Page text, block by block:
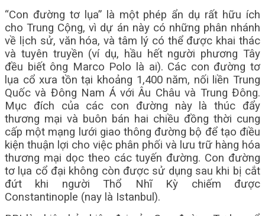
“Con đường tơ lụa” là một phép ẩn dụ rất hữu ích
cho Trung Cộng, vì dự án này có những phân nhánh
về lịch sử, văn hóa, và tâm lý có thể được khai thác
và tuyên truyền (ví dụ, hầu hết người phương Tây
đều biết ông Marco Polo là ai). Các con đường tơ
lụa cổ xưa tồn tại khoảng 1,400 năm, nối liền Trung
Quốc và Đông Nam Á với Âu Châu và Trung Đông.
Mục đích của các con đường này là thúc đẩy
thương mại và buôn bán hai chiều đồng thời cung
cấp một mạng lưới giao thông đường bộ để tạo điều
kiện thuận lợi cho việc phân phối và lưu trữ hàng hóa
thương mại dọc theo các tuyến đường. Con đường
tơ lụa cổ đại không còn được sử dụng sau khi bị cắt
đứt khi người Thổ Nhĩ Kỳ chiếm được
Constantinople (nay là Istanbul).